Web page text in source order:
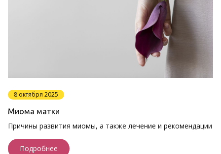
8 октября 2025
Миома матки
Причины развития миомы, а также лечение и рекомендации
Подробнее